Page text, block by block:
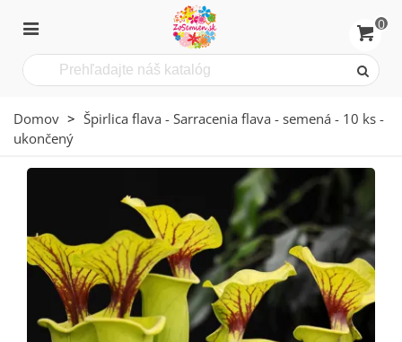
0
Domov > Špirlica flava - Sarracenia flava - semená - 10 ks -
ukončený